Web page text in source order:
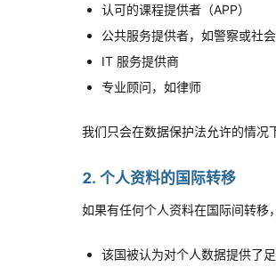
认可的课程提供者（APP）
公共服务提供者，如警察或社
IT 服务提供商
专业顾问，如律师
我们只会在数据保护法允许的情况
2. 个人资料的国际转移
如果有任何个人资料在国际间转移
该国被认为对个人数据提供了